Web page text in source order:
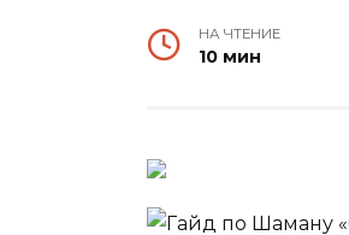
НА ЧТЕНИЕ
10 мин